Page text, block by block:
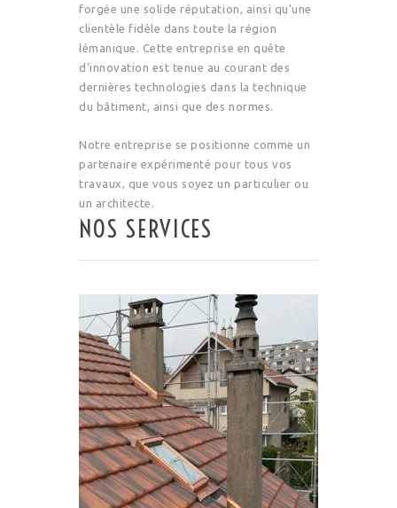
forgée une solide réputation, ainsi qu’une
clientèle fidèle dans toute la région
lémanique. Cette entreprise en quête
d’innovation est tenue au courant des
dernières technologies dans la technique
du bâtiment, ainsi que des normes.
Notre entreprise se positionne comme un
partenaire expérimenté pour tous vos
travaux, que vous soyez un particulier ou
un architecte.
NOS SERVICES